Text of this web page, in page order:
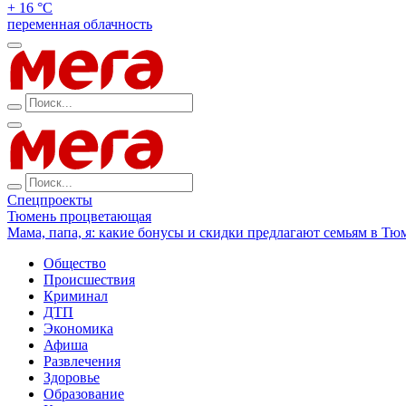
+ 16 °С
переменная облачность
Спецпроекты
Тюмень процветающая
Мама, папа, я: какие бонусы и скидки предлагают семьям в
Общество
Происшествия
Криминал
ДТП
Экономика
Афиша
Развлечения
Здоровье
Образование